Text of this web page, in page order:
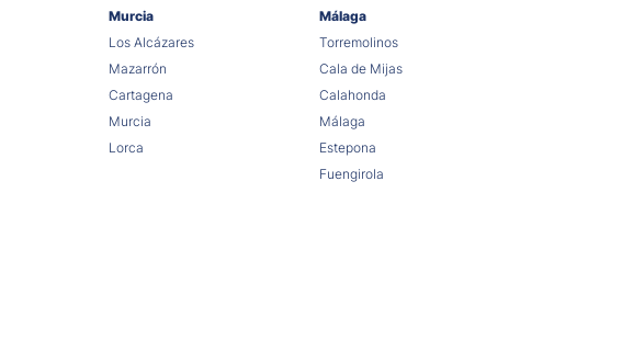
Murcia
Los Alcázares
Mazarrón
Cartagena
Murcia
Lorca
Málaga
Torremolinos
Cala de Mijas
Calahonda
Málaga
Estepona
Fuengirola